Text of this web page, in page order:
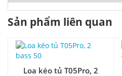
Sản phẩm liên quan
Loa kéo tủ T05Pro, 2